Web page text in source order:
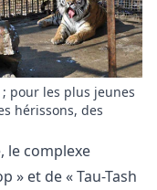
; pour les plus jeunes
hérissons, des
le complexe
» et de « Tau-Tash